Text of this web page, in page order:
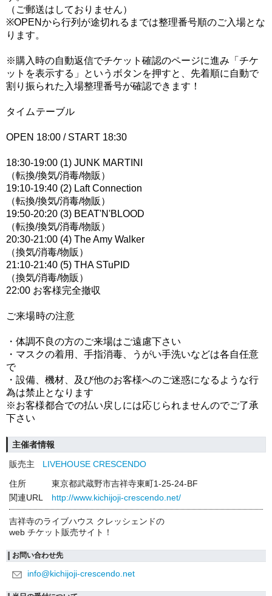
（ご郵送はしておりません）
※OPENから行列が途切れるまでは整理番号順のご入場とな
ります。
※購入時の自動返信でチケット確認のページに進み「チケ
ットを表示する」というボタンを押すと、先着順に自動で
割り振られた入場整理番号が確認できます！
タイムテーブル
OPEN 18:00 / START 18:30
18:30-19:00 (1) JUNK MARTINI
（転換/換気/消毒/物販）
19:10-19:40 (2) Laft Connection
（転換/換気/消毒/物販）
19:50-20:20 (3) BEAT'N'BLOOD
（転換/換気/消毒/物販）
20:30-21:00 (4) The Amy Walker
（換気/消毒/物販）
21:10-21:40 (5) THA STuPID
（換気/消毒/物販）
22:00 お客様完全撤収
ご来場時の注意
・体調不良の方のご来場はご遠慮下さい
・マスクの着用、手指消毒、うがい手洗いなどは各自任意
で
・設備、機材、及び他のお客様へのご迷惑になるような行
為は禁止となります
※お客様都合での払い戻しには応じられませんのでご了承
下さい
主催者情報
販売主
LIVEHOUSE CRESCENDO
住所
東京都武蔵野市吉祥寺東町1-25-24-BF
関連URL
http://www.kichijoji-crescendo.net/
吉祥寺のライブハウス クレッシェンドの
web チケット販売サイト！
お問い合わせ先
info@kichijoji-crescendo.net